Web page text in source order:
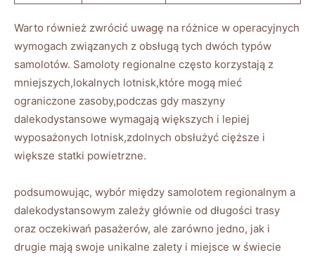
Warto również zwrócić uwagę na różnice w operacyjnych
wymogach związanych z obsługą tych dwóch typów
samolotów. Samoloty regionalne często korzystają z
mniejszych,lokalnych lotnisk,które mogą mieć
ograniczone zasoby,podczas gdy maszyny
dalekodystansowe wymagają większych i lepiej
wyposażonych lotnisk,zdolnych obsłużyć cięższe i
większe statki powietrzne.
podsumowując, wybór między samolotem regionalnym a
dalekodystansowym zależy głównie od długości trasy
oraz oczekiwań pasażerów, ale zarówno jedno, jak i
drugie mają swoje unikalne zalety i miejsce w świecie